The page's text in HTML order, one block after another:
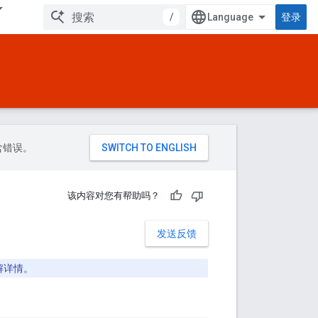
/ 登录
误。
该内容对您有帮助吗？
发送反馈
情。